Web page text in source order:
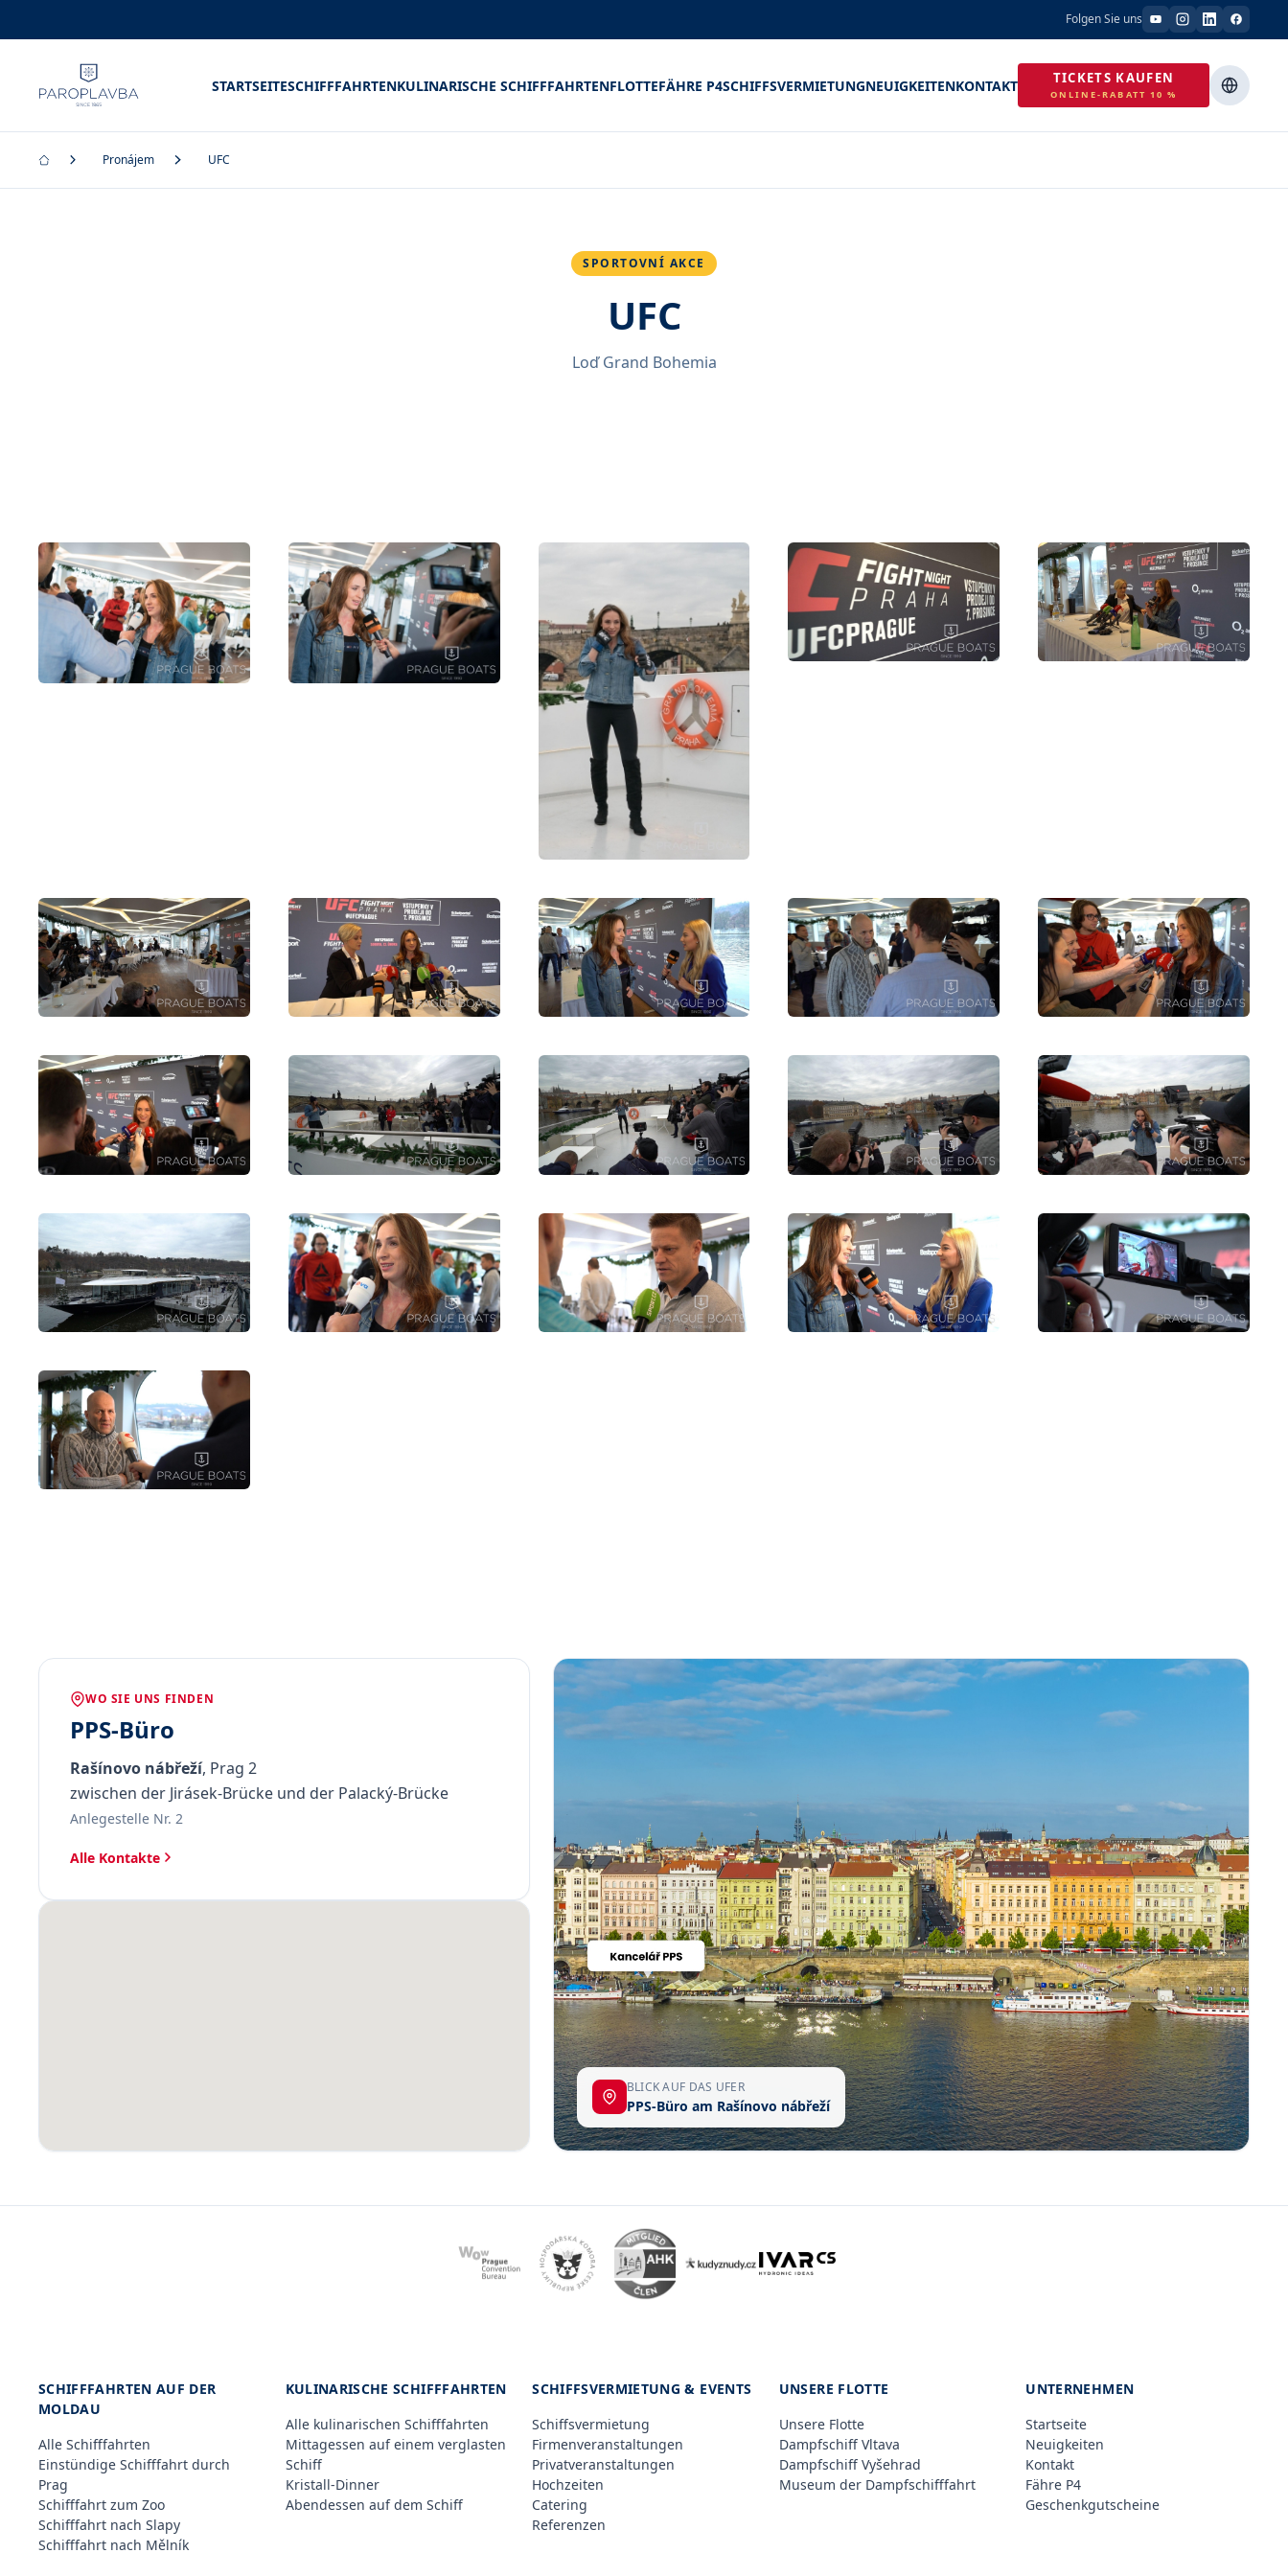
Folgen Sie uns
STARTSEITESCHIFFFAHRTENKULINARISCHE SCHIFFFAHRTENFLOTTEFÄHRE P4SCHIFFSVERMIETUNGNEUIGKEITENKONTAKT TICKETS KAUFEN
ONLINE-RABATT 10 %
Pronájem UFC
SPORTOVNÍ AKCE
UFC
Loď Grand Bohemia
WO SIE UNS FINDEN
PPS-Büro
Rašínovo nábřeží, Prag 2
zwischen der Jirásek-Brücke und der Palacký-Brücke
Anlegestelle Nr. 2
Alle Kontakte
BLICK AUF DAS UFER
PPS-Büro am Rašínovo nábřeží
SCHIFFFAHRTEN AUF DER
MOLDAU
Alle Schifffahrten
Einstündige Schifffahrt durch
Prag
Schifffahrt zum Zoo
Schifffahrt nach Slapy
Schifffahrt nach Mělník
KULINARISCHE SCHIFFFAHRTEN
Alle kulinarischen Schifffahrten
Mittagessen auf einem verglasten
Schiff
Kristall-Dinner
Abendessen auf dem Schiff
SCHIFFSVERMIETUNG & EVENTS
Schiffsvermietung
Firmenveranstaltungen
Privatveranstaltungen
Hochzeiten
Catering
Referenzen
UNSERE FLOTTE
Unsere Flotte
Dampfschiff Vltava
Dampfschiff Vyšehrad
Museum der Dampfschifffahrt
UNTERNEHMEN
Startseite
Neuigkeiten
Kontakt
Fähre P4
Geschenkgutscheine